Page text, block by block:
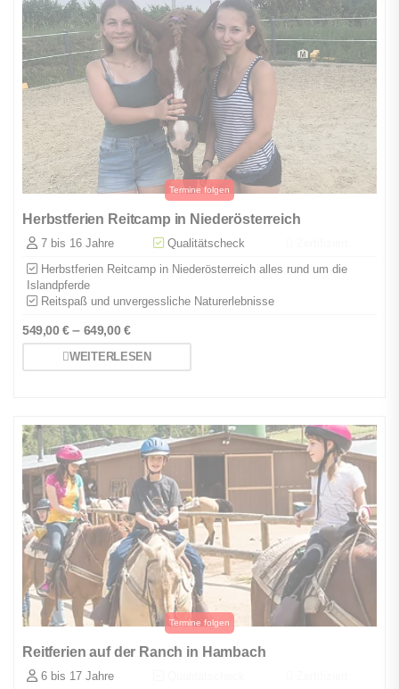
Herbstferien Reitcamp in Niederösterreich
7 bis 16 Jahre Qualitätscheck
Herbstferien Reitcamp in Niederösterreich alles rund um die
Islandpferde
Reitspaß und unvergessliche Naturerlebnisse
549,00€– 649,00€
WEITERLESEN
Reitferien auf der Ranch in Hambach
6 bis 17 Jahre